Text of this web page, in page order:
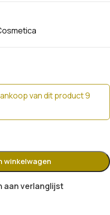
van dit product 9
winkelwagen
aan verlanglijst